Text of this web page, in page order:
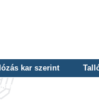
kar szerint
szerint